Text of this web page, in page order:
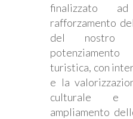
finalizzato
rafforzamento
del nostro
turistica, con
e la
culturale e
ampliamento